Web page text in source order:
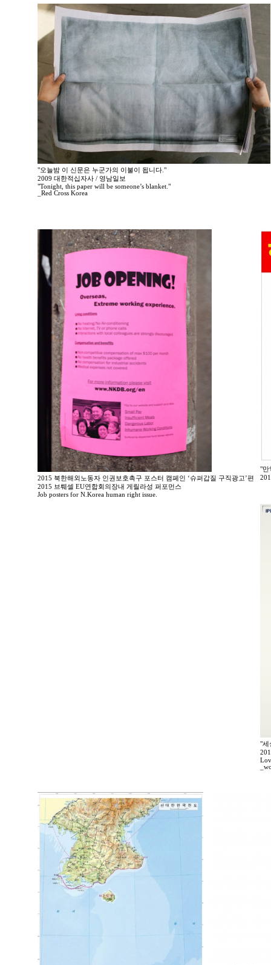
"오늘밤 이 신문은 누군가의 이불이 됩니다."
2009 대한적십자사 / 영남일보
"Tonight, this paper will be someone’s blanket."
_Red Cross Korea
2015 북한해외노동자 인권보호촉구 포스터 캠페인 ‘슈퍼갑질 구직광고’편
2015 브뤠셀 EU연합회의장내 게릴라성 퍼포먼스
Job posters for N.Korea human right issue.
"만
"세